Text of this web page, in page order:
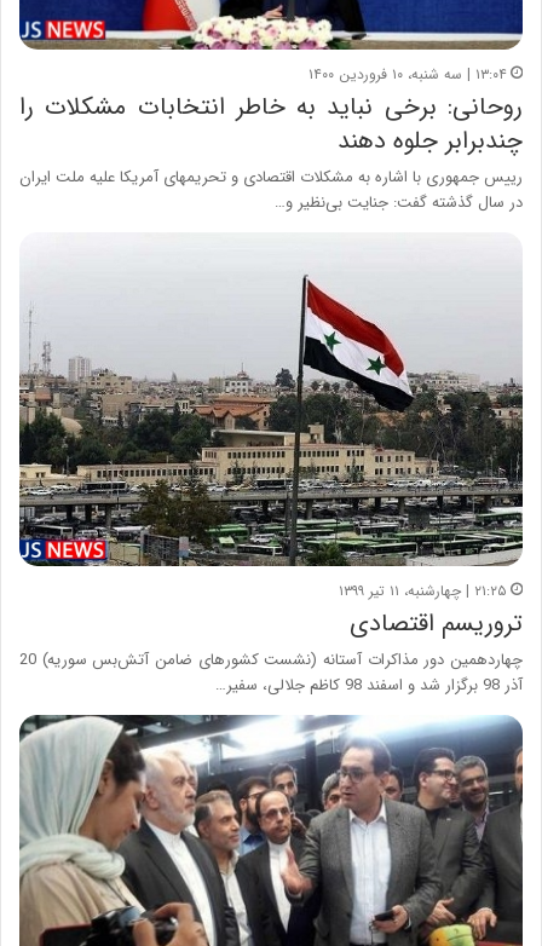
۱۳:۰۴ | سه شنبه، ۱۰ فروردین ۱۴۰۰
روحانی: برخی نباید به خاطر انتخابات مشکلات را
چندبرابر جلوه دهند
رییس جمهوری با اشاره به مشکلات اقتصادی و تحریمهای آمریکا علیه ملت ایران
در سال گذشته گفت: جنایت بی‌نظیر و…
۲۱:۲۵ | چهارشنبه، ۱۱ تیر ۱۳۹۹
تروریسم اقتصادی
چهاردهمین دور مذاکرات آستانه (نشست کشور‌های ضامن آتش‌بس سوریه) 20
آذر 98 برگزار شد و اسفند 98 کاظم جلالی، سفیر…